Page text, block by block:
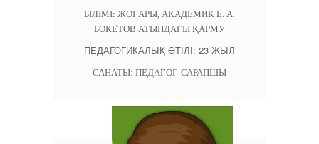
БІЛІМІ: ЖОҒАРЫ, АКАДЕМИК Е. А.
БӨКЕТОВ АТЫНДАҒЫ ҚАРМУ
ПЕДАГОГИКАЛЫҚ ӨТІЛІ: 23 ЖЫЛ
САНАТЫ: ПЕДАГОГ-САРАПШЫ